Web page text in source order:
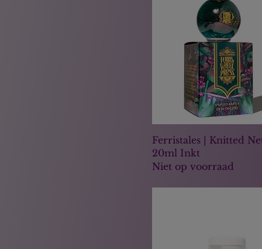
Ferristales | Knitted
20ml Inkt
Niet op voorraad